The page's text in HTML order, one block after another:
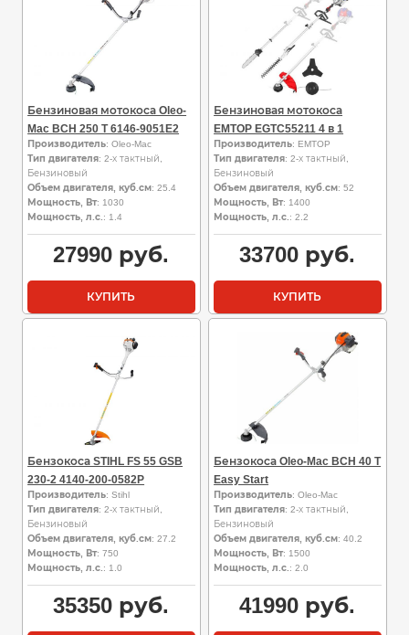
Бензиновая мотокоса Oleo-
Mac BCH 250 T 6146-9051E2
Производитель: Oleo-Mac
Тип двигателя: 2-х тактный,
Бензиновый
Объем двигателя, куб.см: 25.4
Мощность, Вт: 1030
Мощность, л.с. : 1.4
27990 руб.
КУПИТЬ
Бензиновая мотокоса
EMTOP EGTC55211 4 в 1
Производитель: EMTOP
Тип двигателя: 2-х тактный,
Бензиновый
Объем двигателя, куб.см: 52
Мощность, Вт: 1400
Мощность, л.с. : 2.2
33700 руб.
КУПИТЬ
Бензокоса STIHL FS 55 GSB
230-2 4140-200-0582P
Производитель: Stihl
Тип двигателя: 2-х тактный,
Бензиновый
Объем двигателя, куб.см: 27.2
Мощность, Вт: 750
Мощность, л.с. : 1.0
35350 руб.
Бензокоса Oleo-Mac BCH 40 T
Easy Start
Производитель: Oleo-Mac
Тип двигателя: 2-х тактный,
Бензиновый
Объем двигателя, куб.см: 40.2
Мощность, Вт: 1500
Мощность, л.с. : 2.0
41990 руб.